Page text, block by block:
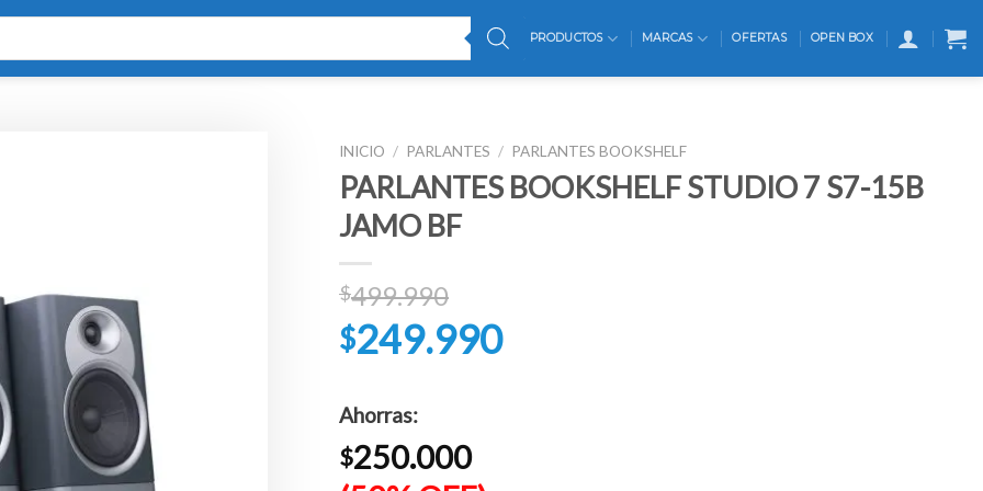
PRODUCTOS MARCAS OFERTAS OPEN BOX
INICIO / PARLANTES / PARLANTES BOOKSHELF
PARLANTES BOOKSHELF STUDIO 7 S7-15B
JAMO BF
$499.990
precio
original
$249.990
precio
actual
es:
Ahorras:
$250.000